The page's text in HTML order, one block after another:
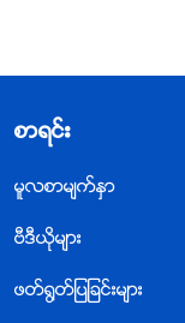
စာရင္း
မူလစာမ်က္ႏွာ
ဗီဒီယိုမ်ား
ဖတ္႐ြတ္ျပျခင္းမ်ား